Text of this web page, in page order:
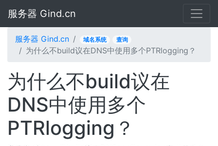
服务器 Gind.cn
服务器 Gind.cn 域名系统 查询
为什么不build议在DNS中使用多个PTRlogging？
为什么不build议在
DNS中使用多个
PTRlogging？